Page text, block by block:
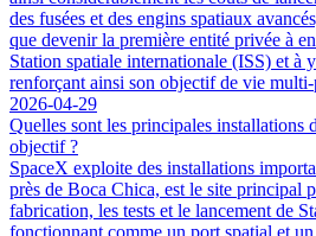
des fusées et des engins spatiaux
que devenir la première entité privée à
Station spatiale internationale (ISS) et à
renforçant ainsi son objectif de vie multi-
2026-04-29
Quelles sont les principales installations
objectif ?
SpaceX exploite des installations
près de Boca Chica, est le site principal
fabrication, les tests et le lancement de
fonctionnant comme un port spatial et